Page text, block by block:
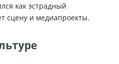
как эстрадный
сцену и медиапроекты.